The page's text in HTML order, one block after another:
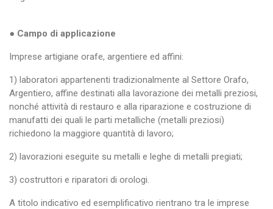
● Campo di applicazione
Imprese artigiane orafe, argentiere ed affini:
1) laboratori appartenenti tradizionalmente al Settore Orafo,
Argentiero, affine destinati alla lavorazione dei metalli preziosi,
nonché attività di restauro e alla riparazione e costruzione di
manufatti dei quali le parti metalliche (metalli preziosi)
richiedono la maggiore quantità di lavoro;
2) lavorazioni eseguite su metalli e leghe di metalli pregiati;
3) costruttori e riparatori di orologi.
A titolo indicativo ed esemplificativo rientrano tra le imprese